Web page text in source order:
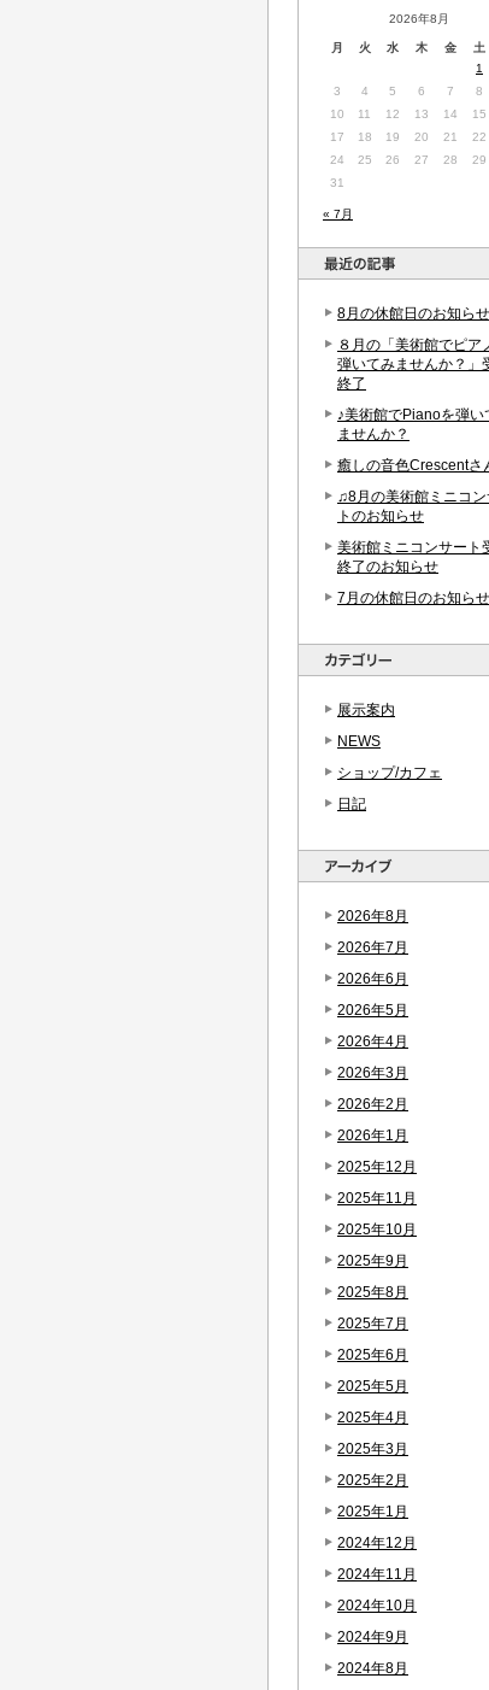
2026年8月
月 火 水 木 金 土
« 7月
1
3
4 5 6 7 8
10
11 12 13 14 15
17
18 19 20 21 22
24
25 26 27 28 29
31
8月の休館日のお知らせ
８月の「美術館でピア
弾いてみませんか？」
終了
♪美術館でPianoを弾い
ませんか？
癒しの音色Crescentさ
♫8月の美術館ミニコン
トのお知らせ
美術館ミニコンサート
終了のお知らせ
7月の休館日のお知らせ
展示案内
NEWS
ショップ/カフェ
日記
2026年8月
2026年7月
2026年6月
2026年5月
2026年4月
2026年3月
2026年2月
2026年1月
2025年12月
2025年11月
2025年10月
2025年9月
2025年8月
2025年7月
2025年6月
2025年5月
2025年4月
2025年3月
2025年2月
2025年1月
2024年12月
2024年11月
2024年10月
2024年9月
2024年8月